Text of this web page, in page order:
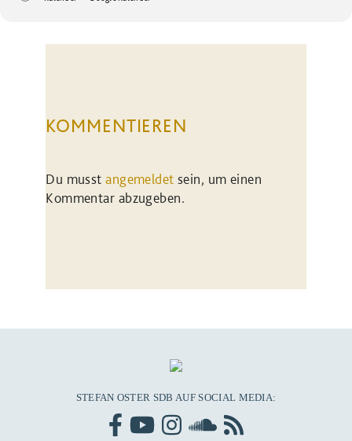
KOMMENTIEREN
Du musstangemeldet sein, um einen
Kommentar abzugeben.
STEFAN OSTER SDB AUF SOCIAL MEDIA: